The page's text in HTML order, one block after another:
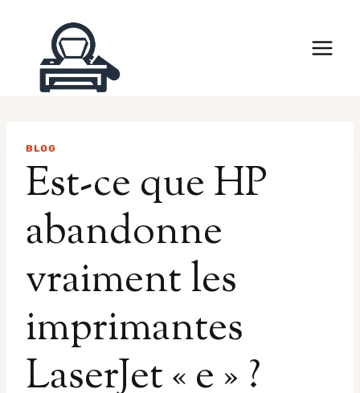
BLOG
Est-ce que HP
abandonne
vraiment les
imprimantes
LaserJet « e » ?